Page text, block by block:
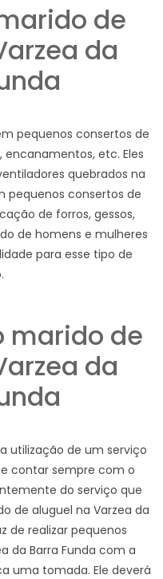
de
da
pequenos consertos de
etc. Eles
quebrados na
pequenos consertos de
de forros, gessos,
de homens e mulheres
para esse tipo de
marido de
da
utilização de um serviço
contar sempre com o
do serviço que
de aluguel na Varzea da
de realizar pequenos
da Barra Funda com a
uma tomada. Ele deverá